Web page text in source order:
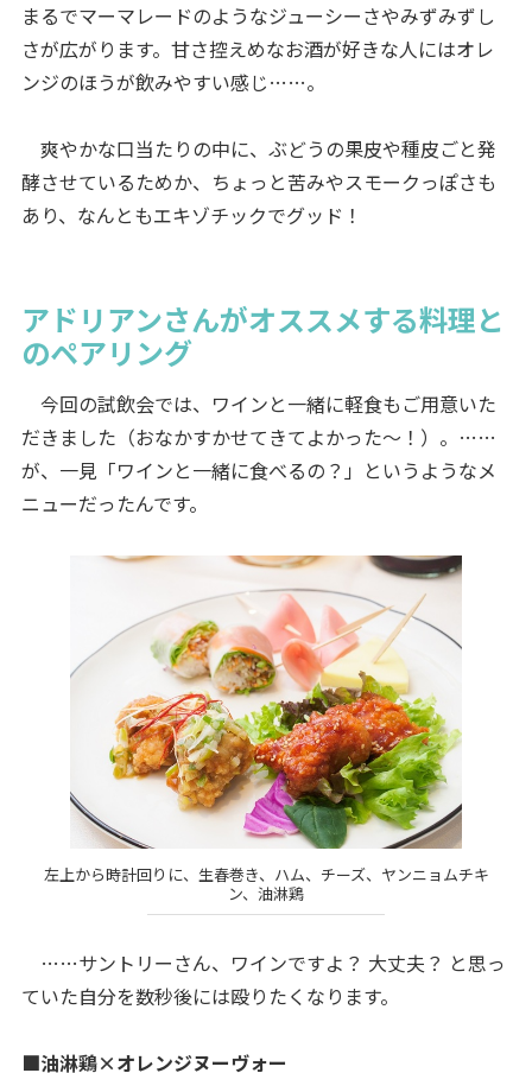
まるでマーマレードのようなジューシーさやみずみずし
さが広がります。甘さ控えめなお酒が好きな人にはオレ
ンジのほうが飲みやすい感じ……。
爽やかな口当たりの中に、ぶどうの果皮や種皮ごと発
酵させているためか、ちょっと苦みやスモークっぽさも
あり、なんともエキゾチックでグッド！
アドリアンさんがオススメする料理と
のペアリング
今回の試飲会では、ワインと一緒に軽食もご用意いた
だきました（おなかすかせてきてよかった～！）。……
が、一見「ワインと一緒に食べるの？」というようなメ
ニューだったんです。
左上から時計回りに、生春巻き、ハム、チーズ、ヤンニョムチキ
ン、油淋鶏
……サントリーさん、ワインですよ？ 大丈夫？ と思っ
ていた自分を数秒後には殴りたくなります。
■油淋鶏×オレンジヌーヴォー